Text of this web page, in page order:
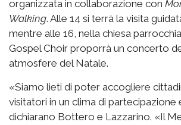
organizzata in collaborazione con
Walking. Alle 14 si terrà la visita
mentre alle 16, nella chiesa
Gospel Choir proporrà un concerto
atmosfere del Natale.
«Siamo lieti di poter accogliere
visitatori in un clima di partecipazione
dichiarano Bottero e Lazzarino. «Il